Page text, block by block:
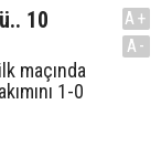
10
maçında
1-0
A+
A-